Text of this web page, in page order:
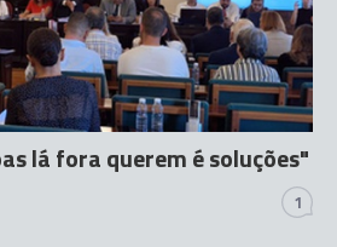
lá fora querem é soluções"
1